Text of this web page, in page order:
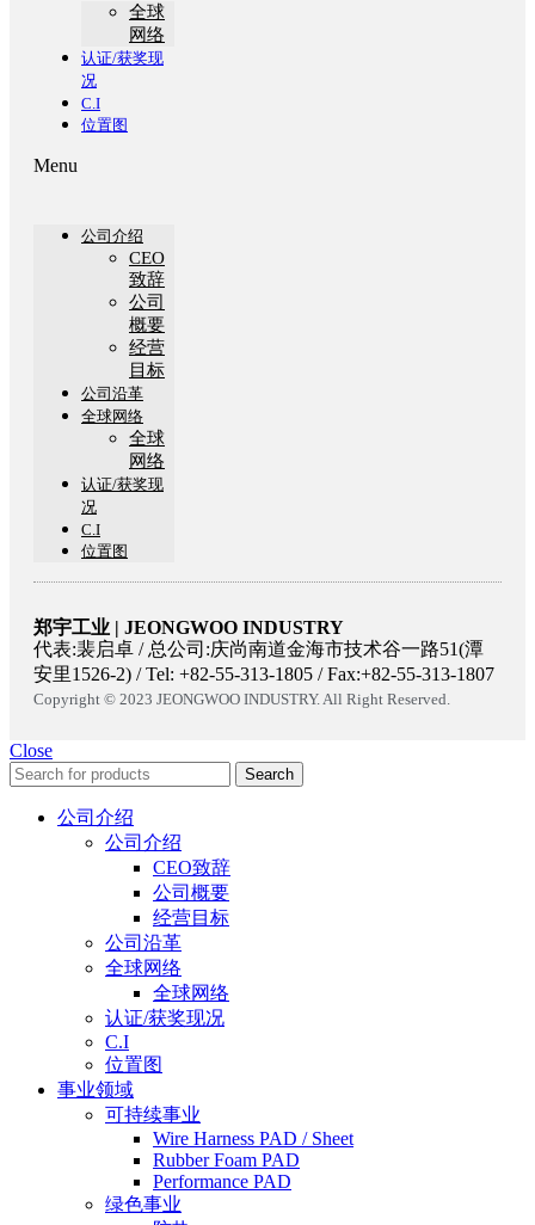
全球
网络
认证/获奖现
况
C.I
位置图
Menu
公司介绍
CEO
致辞
公司
概要
经营
目标
公司沿革
全球网络
全球
网络
认证/获奖现
况
C.I
位置图
郑宇工业 | JEONGWOO INDUSTRY
代表:裴启卓 / 总公司:庆尚南道金海市技术谷一路51(潭
安里1526-2) / Tel: +82-55-313-1805 / Fax:+82-55-313-1807
Copyright © 2023 JEONGWOO INDUSTRY. All Right Reserved.
Close
Search
公司介绍
公司介绍
CEO致辞
公司概要
经营目标
公司沿革
全球网络
全球网络
认证/获奖现况
C.I
位置图
事业领域
可持续事业
Wire Harness PAD / Sheet
Rubber Foam PAD
Performance PAD
绿色事业